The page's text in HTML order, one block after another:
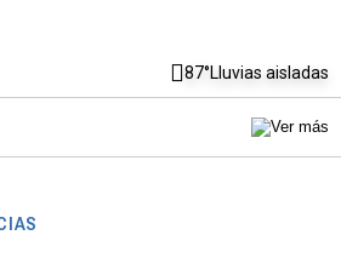
87°Lluvias aisladas